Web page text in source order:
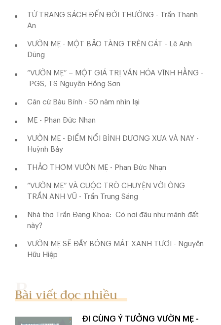
TỪ TRANG SÁCH ĐẾN ĐỜI THƯỜNG - Trần Thanh
An
VƯỜN MẸ - MỘT BẢO TÀNG TRÊN CÁT - Lê Anh
Dũng
“VƯỜN MẸ” – MỘT GIÁ TRỊ VĂN HÓA VĨNH HẰNG -
PGS, TS Nguyễn Hồng Sơn
Căn cứ Bàu Bính - 50 năm nhìn lại
MẸ - Phan Đức Nhạn
VƯỜN MẸ - ĐIỂM NỔI BÌNH DƯƠNG XƯA VÀ NAY -
Huỳnh Bảy
THẢO THƠM VƯỜN MẸ - Phan Đức Nhạn
“VƯỜN MẸ” VÀ CUỘC TRÒ CHUYỆN VỚI ÔNG
TRẦN ANH VŨ - Trần Trung Sáng
Nhà thơ Trần Đăng Khoa: Có nơi đâu như mảnh đất
này?
VƯỜN MẸ SẼ ĐẦY BÓNG MÁT XANH TƯƠI - Nguyễn
Hữu Hiệp
Bài viết đọc nhiều
ĐI CÙNG Ý TƯỞNG VƯỜN MẸ -